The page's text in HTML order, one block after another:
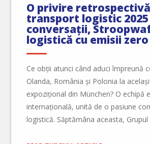
O privire
transport logistic
conversații,
logistică cu emisii zero
Ce obții atunci când aduci împreună
Olanda, România și Polonia la
expozițional din München? O echipă
internațională, unită de o pasiune
logistică. Săptămâna aceasta, Grupul